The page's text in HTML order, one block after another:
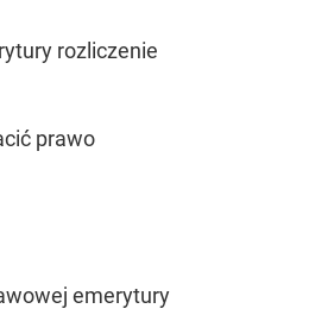
rozliczenie
prawo
emerytury